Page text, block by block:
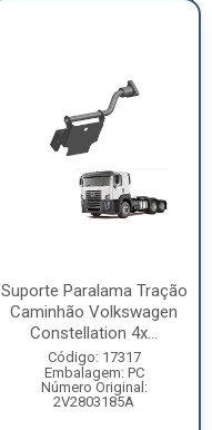
Suporte Paralama Tração
Caminhão Volkswagen
Constellation 4x...
Código: 17317
Embalagem: PC
Número Original:
2V2803185A